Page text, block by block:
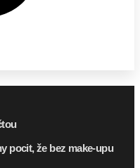
pocit, že bez make-upu